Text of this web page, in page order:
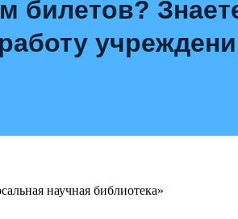
билетов?
научная библиотека»